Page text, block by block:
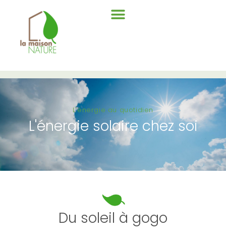
L'énergie au quotidien
L'énergie solaire chez soi
Du soleil à gogo